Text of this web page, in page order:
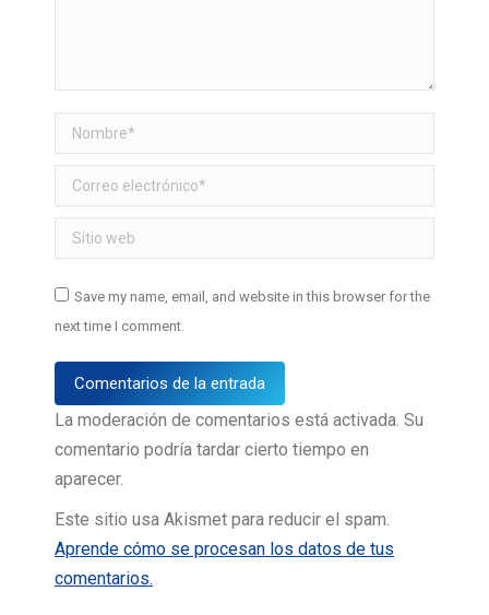
Nombre *
Correo electrónico *
Sitio web
Save my name, email, and website in this browser for the
next time I comment.
Comentarios de la entrada
La moderación de comentarios está activada. Su
comentario podría tardar cierto tiempo en
aparecer.
Este sitio usa Akismet para reducir el spam.
Aprende cómo se procesan los datos de tus
comentarios.